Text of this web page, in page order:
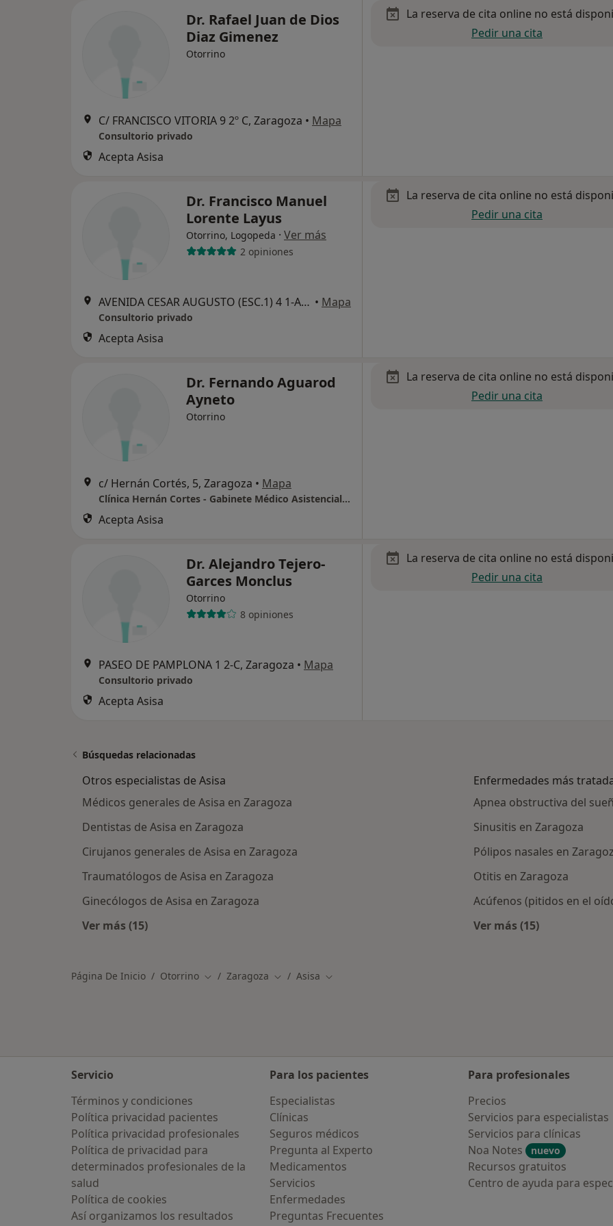
Dr. Rafael Juan de Dios
Diaz Gimenez
Otorrino
C/ FRANCISCO VITORIA 9 2º C, Zaragoza • Mapa
Consultorio privado
Acepta Asisa
La reserva de cita online no está
Pedir una cita
Dr. Francisco Manuel
Lorente Layus
Otorrino, Logopeda · Ver más
2 opiniones
AVENIDA CESAR AUGUSTO (ESC.1) 4 1-A, Zaragoza • Mapa
Consultorio privado
Acepta Asisa
La reserva de cita online no está
Pedir una cita
Dr. Fernando Aguarod
Ayneto
Otorrino
c/ Hernán Cortés, 5, Zaragoza • Mapa
Clínica Hernán Cortes - Gabinete Médico Asistencial Hernán Cortés 5
Acepta Asisa
La reserva de cita online no está
Pedir una cita
Dr. Alejandro Tejero-
Garces Monclus
Otorrino
8 opiniones
PASEO DE PAMPLONA 1 2-C, Zaragoza • Mapa
Consultorio privado
Acepta Asisa
La reserva de cita online no está
Pedir una cita
Búsquedas relacionadas
Otros especialistas de Asisa
Médicos generales de Asisa en Zaragoza
Dentistas de Asisa en Zaragoza
Cirujanos generales de Asisa en Zaragoza
Traumatólogos de Asisa en Zaragoza
Ginecólogos de Asisa en Zaragoza
Ver más (15)
Enfermedades más
Apnea obstructiva del
Sinusitis en Zaragoza
Pólipos nasales en
Otitis en Zaragoza
Acúfenos (pitidos en el
Ver más (15)
Página De Inicio Otorrino Cambiar de ciudad
Zaragoza Cambiar de ciudad
Asisa Cambiar de ciudad
Servicio
Términos y condiciones
Política privacidad pacientes
Política privacidad profesionales
Política de privacidad para
determinados profesionales de la
salud
Política de cookies
Así organizamos los resultados
Para los pacientes
Especialistas
Clínicas
Seguros médicos
Pregunta al Experto
Medicamentos
Servicios
Enfermedades
Preguntas Frecuentes
Para profesionales
Precios
Servicios para especialistas
Servicios para clínicas
Noa Notes
nuevo
Recursos gratuitos
Centro de ayuda para